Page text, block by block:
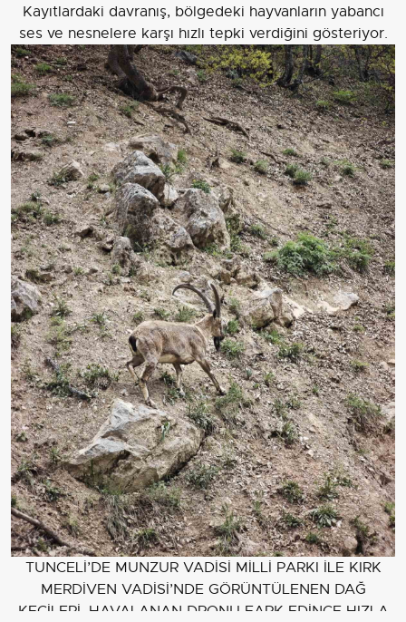
Kayıtlardaki davranış, bölgedeki hayvanların yabancı
ses ve nesnelere karşı hızlı tepki verdiğini gösteriyor.
TUNCELİ’DE MUNZUR VADİSİ MİLLİ PARKI İLE KIRK
MERDİVEN VADİSİ’NDE GÖRÜNTÜLENEN DAĞ
KEÇİLERİ, HAVALANAN DRONU FARK EDİNCE HIZLA